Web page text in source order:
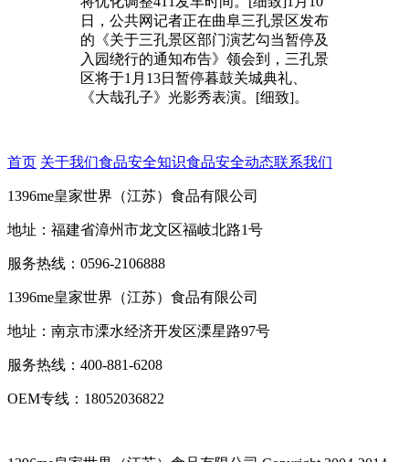
日，公共网记者正在曲阜三孔景区发布
的《关于三孔景区部门演艺勾当暂停及
入园绕行的通知布告》领会到，三孔景
区将于1月13日暂停暮鼓关城典礼、
《大哉孔子》光影秀表演。[细致]。
首页 关于我们食品安全知识食品安全动态联系我们
1396me皇家世界（江苏）食品有限公司
地址：福建省漳州市龙文区福岐北路1号
服务热线：0596-2106888
1396me皇家世界（江苏）食品有限公司
地址：南京市溧水经济开发区溧星路97号
服务热线：400-881-6208
OEM专线：18052036822